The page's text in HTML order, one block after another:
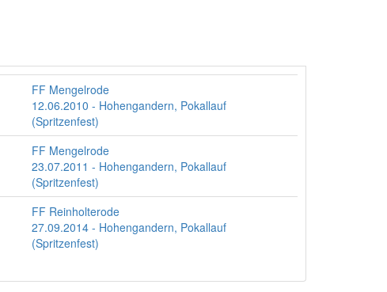
FF Mengelrode
12.06.2010 - Hohengandern, Pokallauf
(Spritzenfest)
FF Mengelrode
23.07.2011 - Hohengandern, Pokallauf
(Spritzenfest)
FF Reinholterode
27.09.2014 - Hohengandern, Pokallauf
(Spritzenfest)